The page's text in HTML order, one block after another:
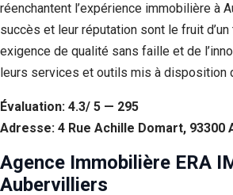
réenchantent l’expérience immobilière à
succès et leur réputation sont le fruit d’un
exigence de qualité sans faille et de
leurs services et outils mis à disposition
Évaluation: 4.3/ 5 — 295
Adresse: 4 Rue Achille Domart, 93300
Agence Immobilière ERA
Aubervilliers